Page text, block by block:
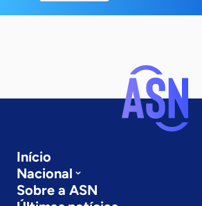
Início
Nacional
Sobre a ASN